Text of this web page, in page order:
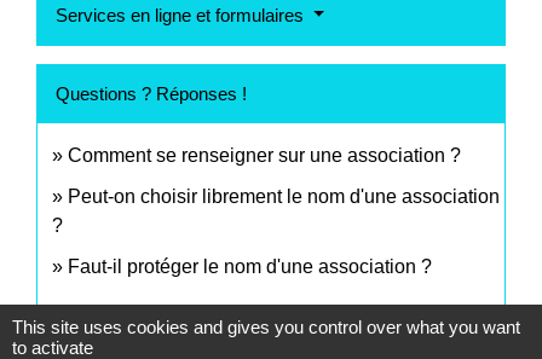
Services en ligne et formulaires
Questions ? Réponses !
Comment se renseigner sur une association ?
Peut-on choisir librement le nom d'une association
?
Faut-il protéger le nom d'une association ?
Signaler une erreur sur cette page
This site uses cookies and gives you control over what you want
to activate